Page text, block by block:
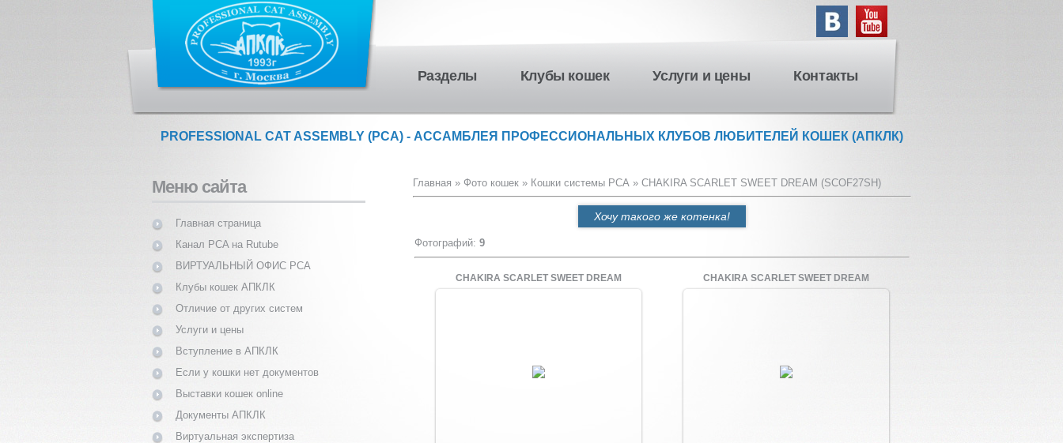
Разделы Клубы кошек Услуги и цены Контакты
PROFESSIONAL CAT ASSEMBLY (PCA) - АССАМБЛЕЯ ПРОФЕССИОНАЛЬНЫХ КЛУБОВ ЛЮБИТЕЛЕЙ КОШЕК (АПКЛК)
Главная » Фото кошек » Кошки системы PCA » CHAKIRA SCARLET SWEET DREAM (SCOF27SH)
Хочу такого же котенка!
Фотографий: 9
CHAKIRA SCARLET SWEET DREAM
Увеличить
CHAKIRA SCARLET SWEET DREAM
Увеличить
Меню сайта
Главная страница
Канал PCA на Rutube
ВИРТУАЛЬНЫЙ ОФИС PCA
Клубы кошек АПКЛК
Отличие от других систем
Услуги и цены
Вступление в АПКЛК
Если у кошки нет документов
Выставки кошек online
Документы АПКЛК
Виртуальная экспертиза